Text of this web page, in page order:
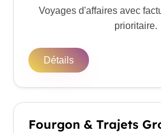
Voyages d'affaires avec
prioritaire.
Détails
Fourgon & Trajets